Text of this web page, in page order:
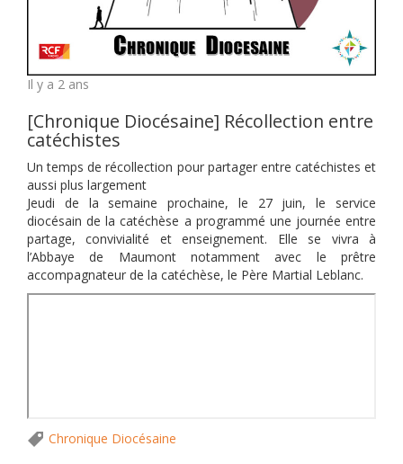
Il y a 2 ans
[Chronique Diocésaine] Récollection entre
catéchistes
Un temps de récollection pour partager entre catéchistes et
aussi plus largement
Jeudi de la semaine prochaine, le 27 juin, le service
diocésain de la catéchèse a programmé une journée entre
partage, convivialité et enseignement. Elle se vivra à
l’Abbaye de Maumont notamment avec le prêtre
accompagnateur de la catéchèse, le Père Martial Leblanc.
Chronique Diocésaine